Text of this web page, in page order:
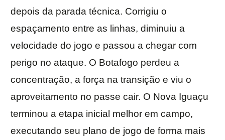
depois da parada técnica. Corrigiu o
espaçamento entre as linhas, diminuiu a
velocidade do jogo e passou a chegar com
perigo no ataque. O Botafogo perdeu a
concentração, a força na transição e viu o
aproveitamento no passe cair. O Nova Iguaçu
terminou a etapa inicial melhor em campo,
executando seu plano de jogo de forma mais